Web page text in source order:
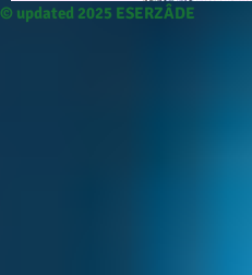
© updated 2025 ESERZÂDE